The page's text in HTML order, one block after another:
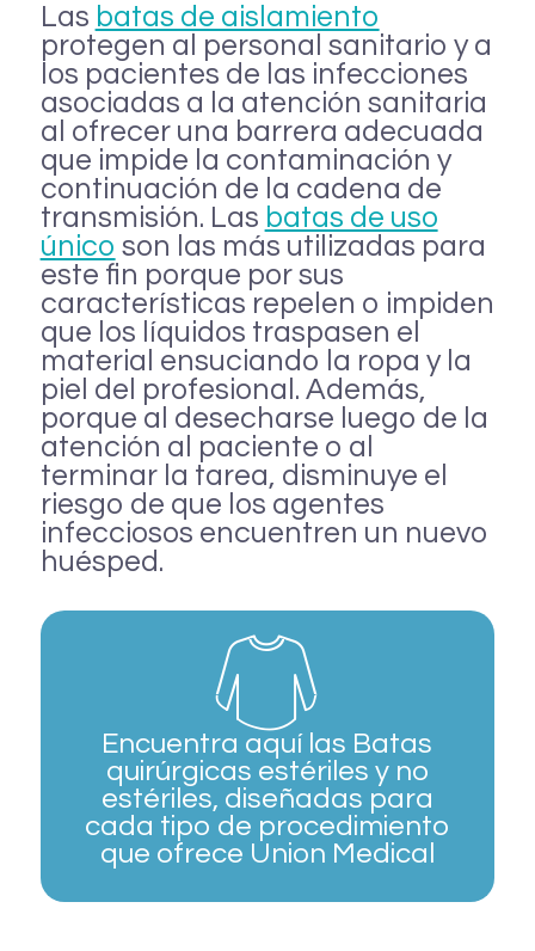
Las batas de aislamiento
protegen al personal sanitario y a
los pacientes de las infecciones
asociadas a la atención sanitaria
al ofrecer una barrera adecuada
que impide la contaminación y
continuación de la cadena de
transmisión. Las batas de uso
único son las más utilizadas para
este fin porque por sus
características repelen o impiden
que los líquidos traspasen el
material ensuciando la ropa y la
piel del profesional. Además,
porque al desecharse luego de la
atención al paciente o al
terminar la tarea, disminuye el
riesgo de que los agentes
infecciosos encuentren un nuevo
huésped.
Encuentra aquí las Batas
quirúrgicas estériles y no
estériles, diseñadas para
cada tipo de procedimiento
que ofrece Union Medical